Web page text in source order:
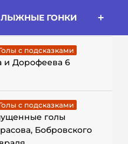
ЛЫЖНЫЕ ГОНКИ
с подсказками
и Дорофеева 6
с подсказками
голы
Бобровского